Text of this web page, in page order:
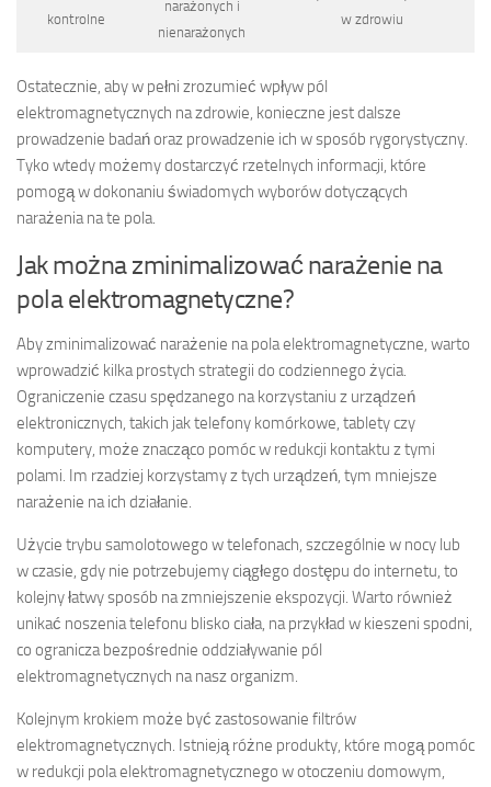
kontrolne
narażonych i
nienarażonych
w zdrowiu
Ostatecznie, aby w pełni zrozumieć wpływ pól
elektromagnetycznych na zdrowie, konieczne jest dalsze
prowadzenie badań oraz prowadzenie ich w sposób rygorystyczny.
Tyko wtedy możemy dostarczyć rzetelnych informacji, które
pomogą w dokonaniu świadomych wyborów dotyczących
narażenia na te pola.
Jak można zminimalizować narażenie na
pola elektromagnetyczne?
Aby zminimalizować narażenie na pola elektromagnetyczne, warto
wprowadzić kilka prostych strategii do codziennego życia.
Ograniczenie czasu spędzanego na korzystaniu z urządzeń
elektronicznych, takich jak telefony komórkowe, tablety czy
komputery, może znacząco pomóc w redukcji kontaktu z tymi
polami. Im rzadziej korzystamy z tych urządzeń, tym mniejsze
narażenie na ich działanie.
Użycie trybu samolotowego w telefonach, szczególnie w nocy lub
w czasie, gdy nie potrzebujemy ciągłego dostępu do internetu, to
kolejny łatwy sposób na zmniejszenie ekspozycji. Warto również
unikać noszenia telefonu blisko ciała, na przykład w kieszeni spodni,
co ogranicza bezpośrednie oddziaływanie pól
elektromagnetycznych na nasz organizm.
Kolejnym krokiem może być zastosowanie filtrów
elektromagnetycznych. Istnieją różne produkty, które mogą pomóc
w redukcji pola elektromagnetycznego w otoczeniu domowym,